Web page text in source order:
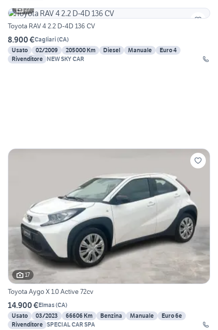
27
Toyota RAV 4 2.2 D-4D 136 CV
8.900 €Cagliari(CA)
Usato
02/2009 205000 Km Diesel Manuale
Euro 4
Rivenditore NEW SKY CAR
17
Toyota Aygo X 1.0 Active 72cv
14.900 €Elmas(CA)
Usato
03/2023 66606 Km Benzina Manuale
Euro 6e
Rivenditore SPECIAL CAR SPA